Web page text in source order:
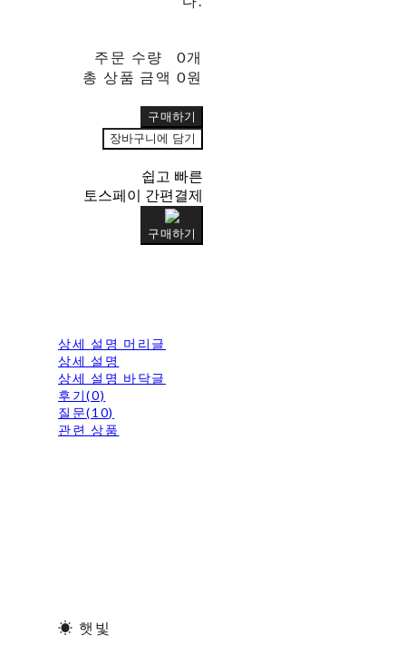
주문 수량
0개
총 상품 금액 0원
구매하기
장바구니에 담기
쉽고 빠른
토스페이 간편결제
구매하기
상세 설명 머리글
상세 설명
상세 설명 바닥글
후기(0)
질문(10)
관련 상품
☀ 햇빛